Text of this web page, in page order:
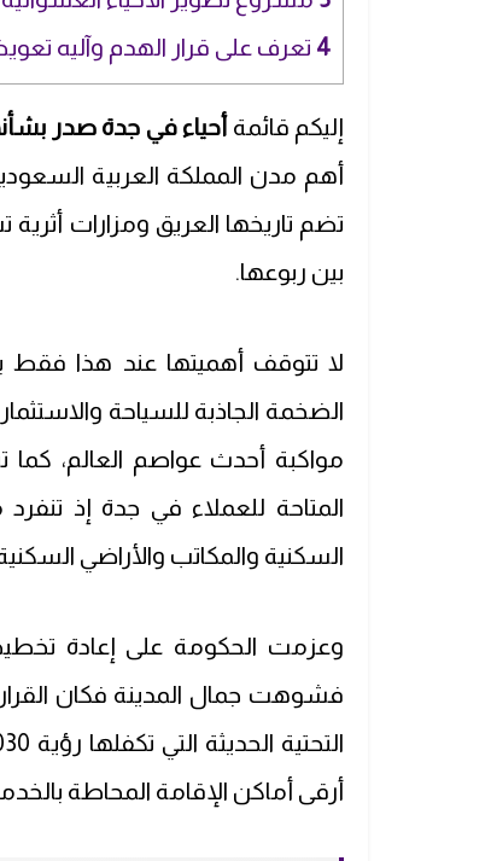
4 تعرف على قرار الهدم وآليه
إليكم قائمة أحياء في جدة صدر
أهم مدن المملكة العربية
تضم تاريخها العريق ومزارات
بين ربوعها.
لا تتوقف أهميتها عند هذا فقط
الضخمة الجاذبة للسياحة
مواكبة أحدث عواصم العالم،
المتاحة للعملاء في جدة إذ
السكنية والمكاتب والأراضي السكنية
فشوهت جمال المدينة فكان القرار
أرقى أماكن الإقامة المحاطة